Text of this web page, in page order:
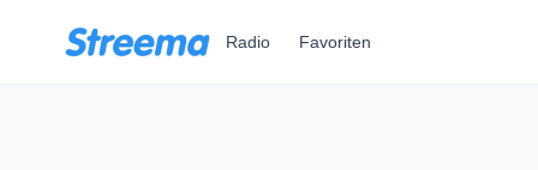
Radio Favoriten